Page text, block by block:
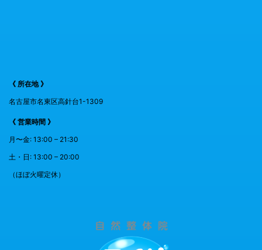
《 所在地 》
名古屋市名東区高針台1-1309
《 営業時間 》
月〜金: 13:00 – 21:30
土・日: 13:00 – 20:00
（ほぼ火曜定休）